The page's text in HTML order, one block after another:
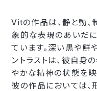
Vitの作品は、静と動、
象的な表現のあいだ
ています。深い黒や鮮
ントラストは、彼自身
やかな精神の状態を映
彼の作品においては、